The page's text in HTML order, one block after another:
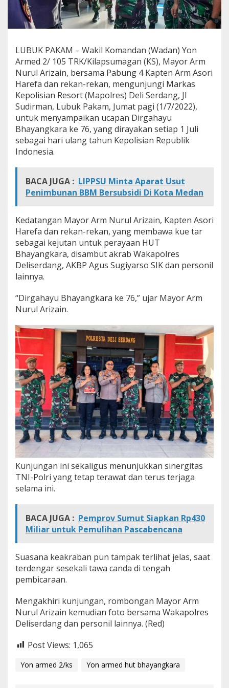
h
a
y
g
k
a
a
,
W
a
d
a
n
A
r
m
d
2
/
1
0
5
/
K
n
j
u
n
g
i
M
a
p
o
l
r
e
s
D
e
r
n
g
LUBUK PAKAM – Wakil Komandan (Wadan) Yon
Armed 2/ 105 TRK/Kilapsumagan (KS), Mayor Arm
Nurul Arizain, bersama Pabung 4 Kapten Arm Asori
Harefa dan rekan-rekan, mengunjungi Markas
Kepolisian Resort (Mapolres) Deli Serdang, Jl
Sudirman, Lubuk Pakam, Jumat pagi (1/7/2022),
untuk menyampaikan ucapan Dirgahayu
Bhayangkara ke 76, yang dirayakan setiap 1 Juli
sebagai hari ulang tahun Kepolisian Republik
Indonesia.
BACA JUGA : LIPPSU Minta Aparat Usut
Penimbunan BBM Bersubsidi Di Kota Medan
Kedatangan Mayor Arm Nurul Arizain, Kapten Asori
Harefa dan rekan-rekan, yang membawa kue tar
sebagai kejutan untuk perayaan HUT
Bhayangkara, disambut akrab Wakapolres
Deliserdang, AKBP Agus Sugiyarso SIK dan personil
lainnya.
“Dirgahayu Bhayangkara ke 76,” ujar Mayor Arm
Nurul Arizain.
Kunjungan ini sekaligus menunjukkan sinergitas
TNI-Polri yang tetap terawat dan terus terjaga
selama ini.
BACA JUGA : Pemprov Sumut Siapkan Rp430
Miliar untuk Pemulihan Pascabencana
Suasana keakraban pun tampak terlihat jelas, saat
terdengar sesekali tawa canda di tengah
pembicaraan.
Mengakhiri kunjungan, rombongan Mayor Arm
Nurul Arizain kemudian foto bersama Wakapolres
Deliserdang dan personil lainnya. (Red)
Post Views: 1,065
Yon armed 2/ks Yon armed hut bhayangkara